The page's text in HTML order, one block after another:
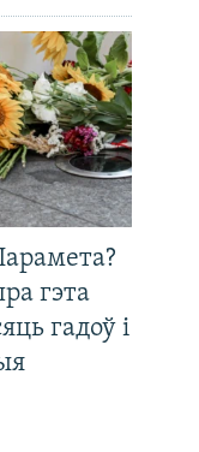
гэта
гадоў і